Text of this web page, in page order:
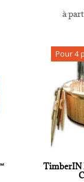
à
Pour 4
TimberIN